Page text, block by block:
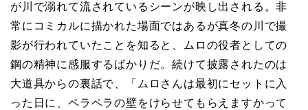
が川で溺れて流されているシーンが映し出される。非
常にコミカルに描かれた場面ではあるが真冬の川で撮
影が行われていたことを知ると、ムロの役者としての
鋼の精神に感服するばかりだ。続けて披露されたのは
大道具からの裏話で、「ムロさんは最初にセットに入
った日に、ペラペラの壁をけらせてもらえますかって